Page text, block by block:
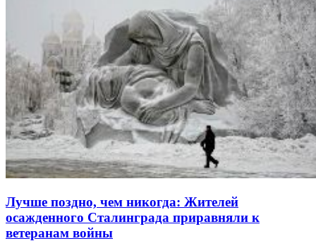
Лучше поздно, чем никогда: Жителей
осажденного Сталинграда приравняли к
ветеранам войны